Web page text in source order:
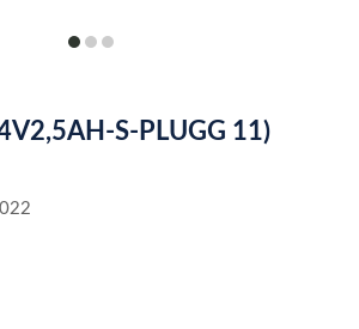
itemitemitem
S-PLUGG 11)